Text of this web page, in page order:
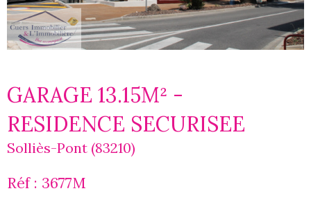
GARAGE 13.15M² -
RESIDENCE SECURISEE
Solliès-Pont (83210)
Réf : 3677M